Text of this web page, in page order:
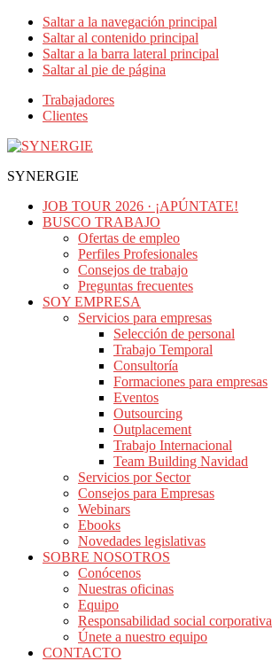
Saltar a la navegación principal
Saltar al contenido principal
Saltar a la barra lateral principal
Saltar al pie de página
Trabajadores
Clientes
SYNERGIE
JOB TOUR 2026 · ¡APÚNTATE!
BUSCO TRABAJO
Ofertas de empleo
Perfiles Profesionales
Consejos de trabajo
Preguntas frecuentes
SOY EMPRESA
Servicios para empresas
Selección de personal
Trabajo Temporal
Consultoría
Formaciones para empresas
Eventos
Outsourcing
Outplacement
Trabajo Internacional
Team Building Navidad
Servicios por Sector
Consejos para Empresas
Webinars
Ebooks
Novedades legislativas
SOBRE NOSOTROS
Conócenos
Nuestras oficinas
Equipo
Responsabilidad social corporativa
Únete a nuestro equipo
CONTACTO